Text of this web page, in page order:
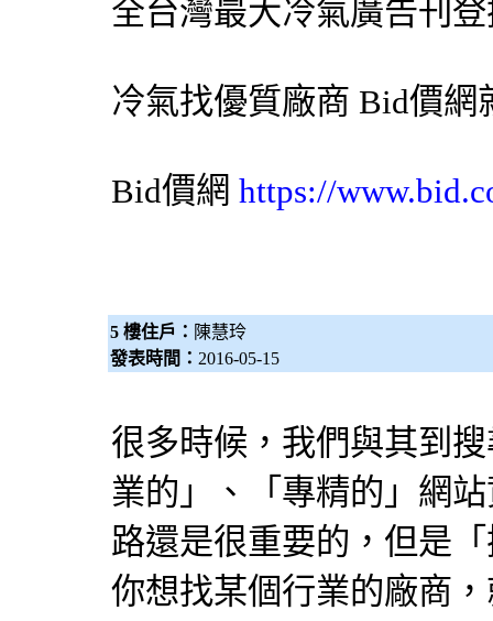
全台灣最大冷氣廣告刊
冷氣找優質廠商 Bid價網
Bid價網 https://
5 樓住戶： 陳慧玲
發表時間： 2016-05-15
很多時候，我們與其到
業的」、「專精的」網
路還是很重要的，但是
你想找某個行業的廠商